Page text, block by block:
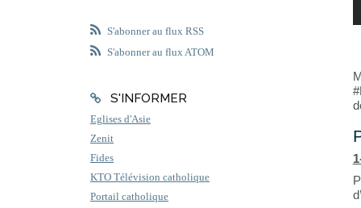
S'abonner au flux RSS
S'abonner au flux ATOM
S'INFORMER
Eglises d'Asie
Zenit
Fides
KTO Télévision catholique
Portail catholique